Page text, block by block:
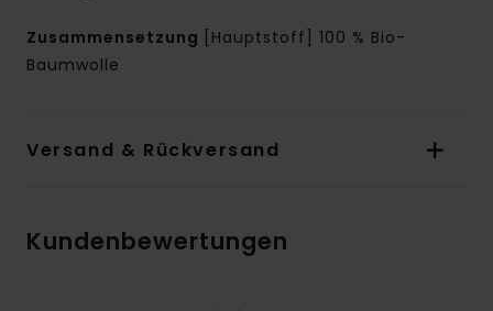
Zusammensetzung
[Hauptstoff] 100 % Bio-
Baumwolle
Versand & Rückversand
Kundenbewertungen